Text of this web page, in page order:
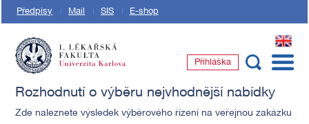
Předpisy Mail SIS E-shop
EN
Přihláška
Rozhodnutí o výběru nejvhodnější nabídky
Zde naleznete výsledek výběrového řízení na veřejnou zakázku